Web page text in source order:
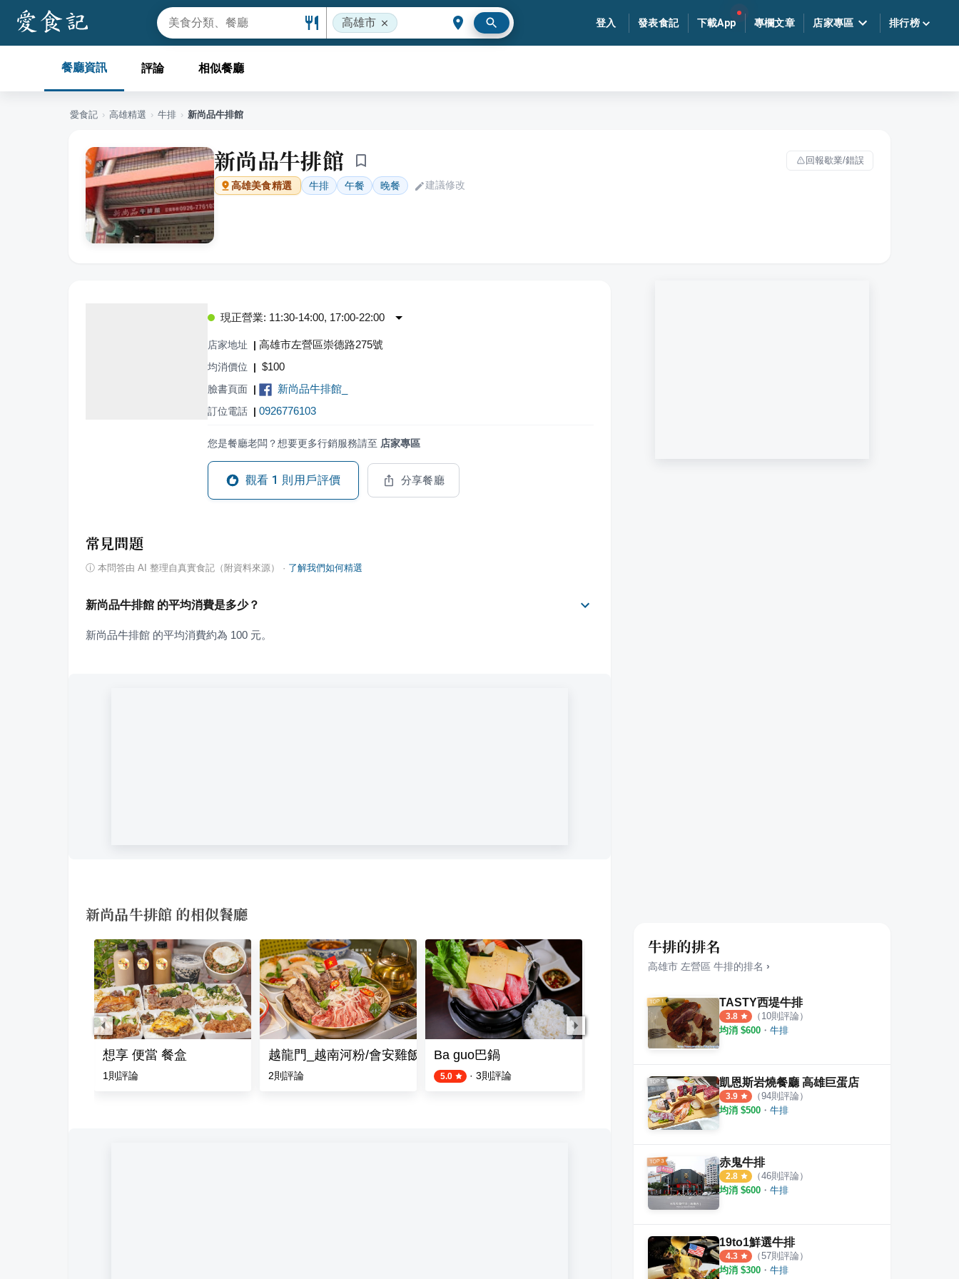
高雄市 登入 發表食記 下載App 專欄文章 店家專區 排行榜
餐廳資訊 評論 相似餐廳
愛食記 › 高雄精選 › 牛排 › 新尚品牛排館
新尚品牛排館 回報歇業/錯誤
高雄美食精選 牛排 午餐 晚餐 建議修改
現正營業: 11:30-14:00, 17:00-22:00
店家地址 | 高雄市左營區崇德路275號
均消價位 | $100
臉書頁面 | 新尚品牛排館_
訂位電話 | 0926776103
您是餐廳老闆？想要更多行銷服務請至 店家專區
觀看 1 則用戶評價 分享餐廳
常見問題
ⓘ 本問答由 AI 整理自真實食記（附資料來源） · 了解我們如何精選
新尚品牛排館 的平均消費是多少？
新尚品牛排館 的平均消費約為 100 元。
新尚品牛排館 的相似餐廳
想享 便當 餐盒
1 則評論
越龍門_越南河粉/會安雞飯(左營店)
2則評論
Ba guo巴鍋
5.0 · 3則評論 2則評論
牛排的排名
高雄市 左營區 牛排的排名 ›
TASTY西堤牛排
3.8 （ 10則評論）
均消 $600 ・ 牛排
凱恩斯岩燒餐廳 高雄巨蛋店
3.9 （94則評論）
均消 $500 ・ 牛排
赤鬼牛排
2.8 （46則評論）
均消 $600 ・ 牛排
19to1鮮選牛排
4.3 （57則評論）
均消 $300 ・ 牛排